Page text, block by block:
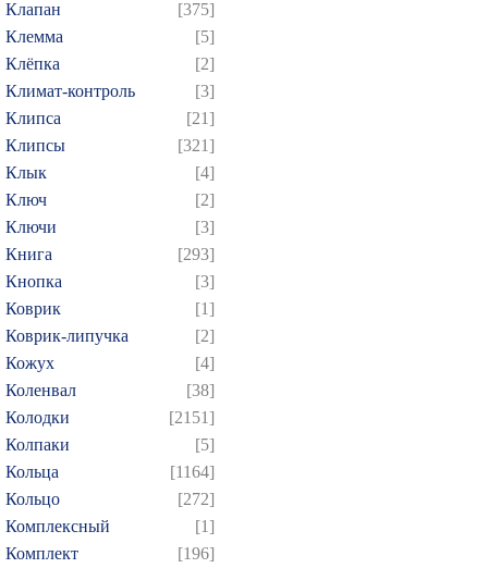
Клапан
[375]
Клемма
[5]
Клёпка
[2]
Климат-контроль
[3]
Клипса
[21]
Клипсы
[321]
Клык
[4]
Ключ
[2]
Ключи
[3]
Книга
[293]
Кнопка
[3]
Коврик
[1]
Коврик-липучка
[2]
Кожух
[4]
Коленвал
[38]
Колодки
[2151]
Колпаки
[5]
Кольца
[1164]
Кольцо
[272]
Комплексный
[1]
Комплект
[196]